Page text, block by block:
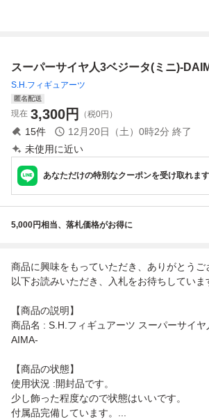
DRAGON BALL
Z
0 鑑定品
スーパーサイヤ人3ベジータ(ミニ)-
S.H.フィギュアーツ
匿名配送
現在 3,300円 （税0円）
15件 12月20日（土）0時2分 終了
未使用に近い
あなただけの特別なクーポンを受け取れます
5,000円相当、落札価格がお得に
商品に興味をもっていただき、ありがとうご
以下お読みいただき、入札をお待ちしていま
【商品の説明】
商品名 : S.H.フィギュアーツ スーパーサイ
AIMA-
【商品の状態】
使用状況 :開封品です。
少し飾った程度なので状態はいいです。
付属品完備しています。...